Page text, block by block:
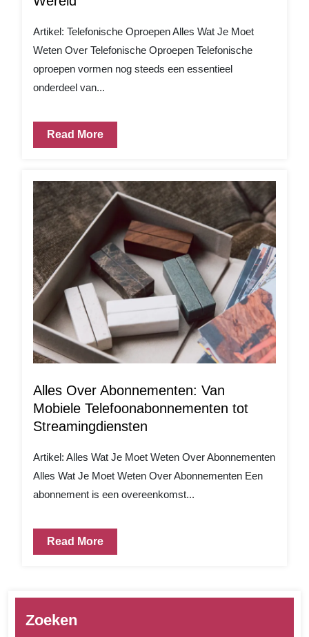
Artikel: Telefonische Oproepen Alles Wat Je Moet
Weten Over Telefonische Oproepen Telefonische
oproepen vormen nog steeds een essentieel
onderdeel van...
Read More
Alles Over Abonnementen: Van
Mobiele Telefoonabonnementen tot
Streamingdiensten
Artikel: Alles Wat Je Moet Weten Over Abonnementen
Alles Wat Je Moet Weten Over Abonnementen Een
abonnement is een overeenkomst...
Read More
Zoeken